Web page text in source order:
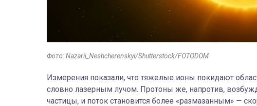
Фото: Nazarii_Neshcherenskyi/Shutterstock/FOTODOM
Измерения показали, что тяжелые ионы покидают
словно лазерным лучом. Протоны же, напротив,
частицы, и поток становится более «размазанным» —